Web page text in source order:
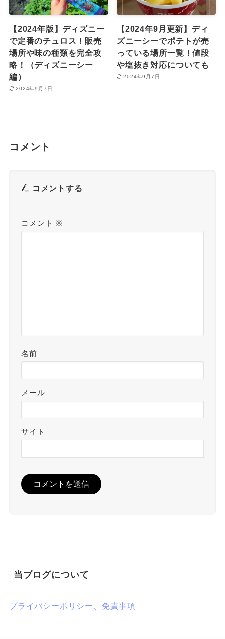
【2024年版】ディズニー
で定番のチュロス！販売
場所や味の種類を完全攻
略！（ディズニーシー
編）
2024年9月7日
【2024年9月更新】ディ
ズニーシーでポテトが売
っている場所一覧！値段
や塩抜き対応についても
2024年9月7日
コメント
コメントする
コメント ※
名前
メール
サイト
当ブログについて
プライバシーポリシー、免責事項